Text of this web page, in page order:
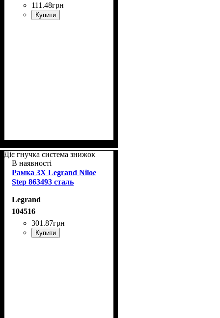
111 .48грн
Купити
Діє гнучка система знижок
В наявності
Рамка 3Х Legrand Niloe
Step 863493 сталь
Legrand
104516
301 .87грн
Купити